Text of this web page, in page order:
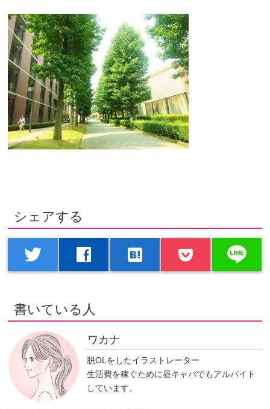
シェアする
twitter facebook hatenabookmark line
書いている人
ワカナ
脱OLをしたイラストレーター
生活費を稼ぐために昼キャバでもアルバイト
しています。